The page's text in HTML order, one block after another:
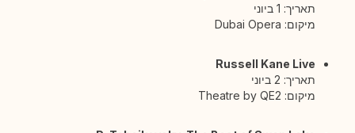
תאריך: 1 ביוני
מיקום: Dubai Opera
Russell Kane Live
תאריך: 2 ביוני
מיקום: Theatre by QE2